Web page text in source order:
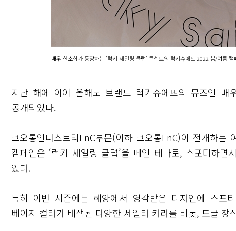
배우 한소희가 등장하는 '럭키 세일링 클럽' 콘셉트의 럭키슈에뜨 2022 봄/여름 캠
지난 해에 이어 올해도 브랜드 럭키슈에뜨의 뮤즈인
공개되었다.
코오롱인더스트리FnC부문(이하 코오롱FnC)이 전개하
캠페인은 ‘럭키 세일링 클럽’을 메인 테마로, 스포티하
있다.
특히 이번 시즌에는 해양에서 영감받은 디자인에 스포
베이지 컬러가 배색된 다양한 세일러 카라를 비롯, 토글